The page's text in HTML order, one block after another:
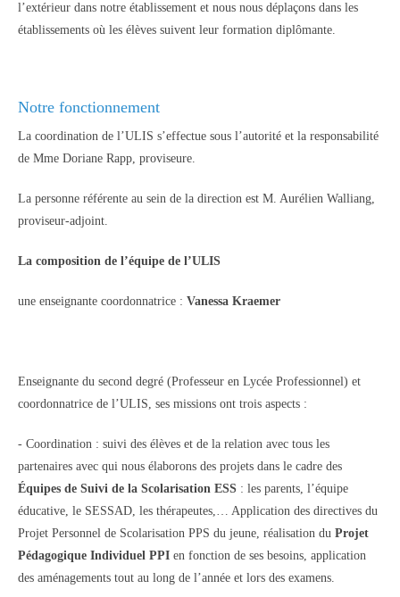
l’extérieur dans notre établissement et nous nous déplaçons dans les
établissements où les élèves suivent leur formation diplômante.
Notre fonctionnement
La coordination de l’ULIS s’effectue sous l’autorité et la responsabilité
de Mme Doriane Rapp, proviseure.
La personne référente au sein de la direction est M. Aurélien Walliang,
proviseur-adjoint.
La composition de l’équipe de l’ULIS
une enseignante coordonnatrice : Vanessa Kraemer
Enseignante du second degré (Professeur en Lycée Professionnel) et
coordonnatrice de l’ULIS, ses missions ont trois aspects :
- Coordination : suivi des élèves et de la relation avec tous les
partenaires avec qui nous élaborons des projets dans le cadre des
Équipes de Suivi de la Scolarisation ESS : les parents, l’équipe
éducative, le SESSAD, les thérapeutes,… Application des directives du
Projet Personnel de Scolarisation PPS du jeune, réalisation du Projet
Pédagogique Individuel PPI en fonction de ses besoins, application
des aménagements tout au long de l’année et lors des examens.